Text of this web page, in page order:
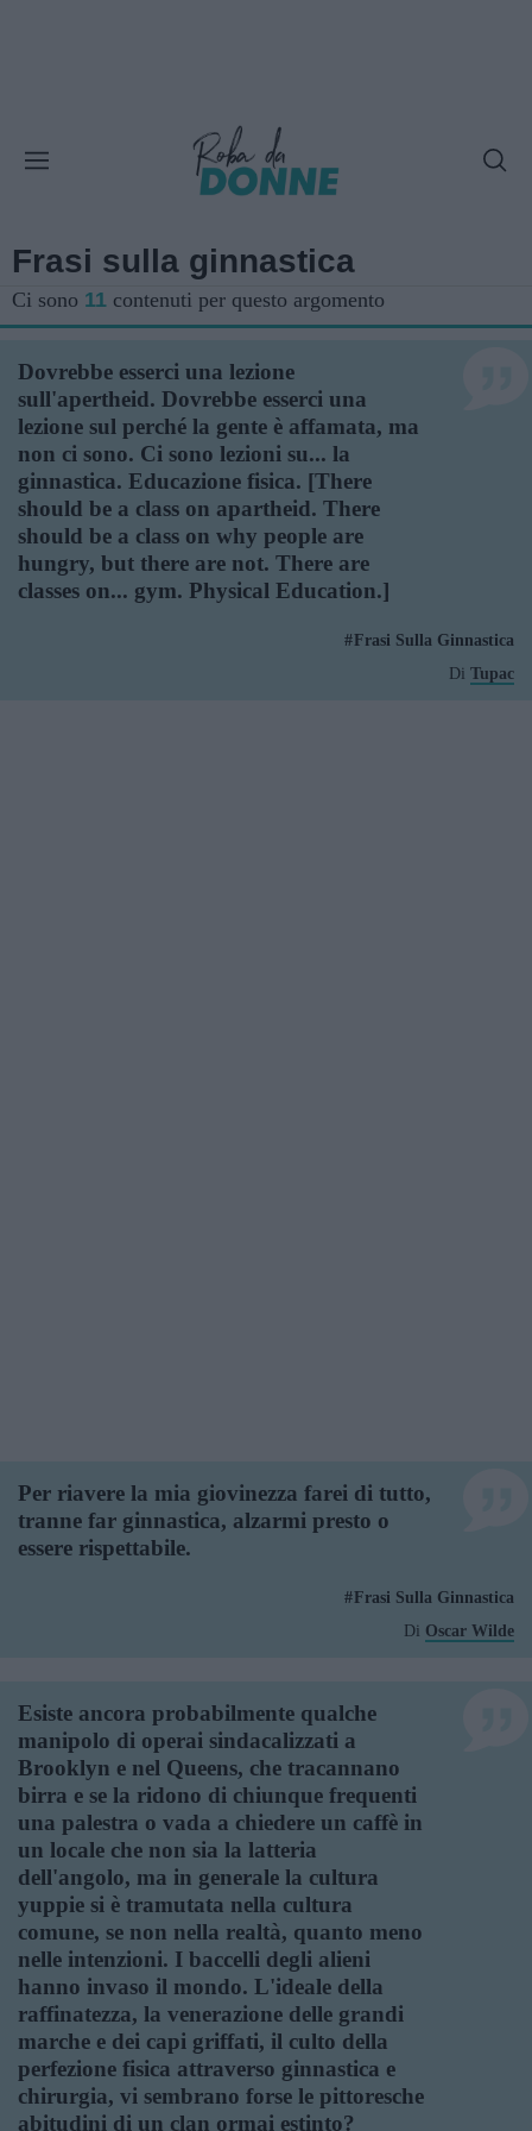
Frasi sulla ginnastica
Ci sono 11 contenuti per questo argomento
Dovrebbe esserci una lezione
sull'apertheid. Dovrebbe esserci una
lezione sul perché la gente è affamata, ma
non ci sono. Ci sono lezioni su... la
ginnastica. Educazione fisica. [There
should be a class on apartheid. There
should be a class on why people are
hungry, but there are not. There are
classes on... gym. Physical Education.]
Frasi Sulla Ginnastica
Di Tupac
Per riavere la mia giovinezza farei di tutto,
tranne far ginnastica, alzarmi presto o
essere rispettabile.
Frasi Sulla Ginnastica
Di Oscar Wilde
Esiste ancora probabilmente qualche
manipolo di operai sindacalizzati a
Brooklyn e nel Queens, che tracannano
birra e se la ridono di chiunque frequenti
una palestra o vada a chiedere un caffè in
un locale che non sia la latteria
dell'angolo, ma in generale la cultura
yuppie si è tramutata nella cultura
comune, se non nella realtà, quanto meno
nelle intenzioni. I baccelli degli alieni
hanno invaso il mondo. L'ideale della
raffinatezza, la venerazione delle grandi
marche e dei capi griffati, il culto della
perfezione fisica attraverso ginnastica e
chirurgia, vi sembrano forse le pittoresche
abitudini di un clan ormai estinto?